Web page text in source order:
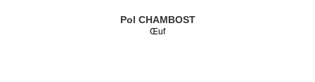
Pol CHAMBOST
Œuf